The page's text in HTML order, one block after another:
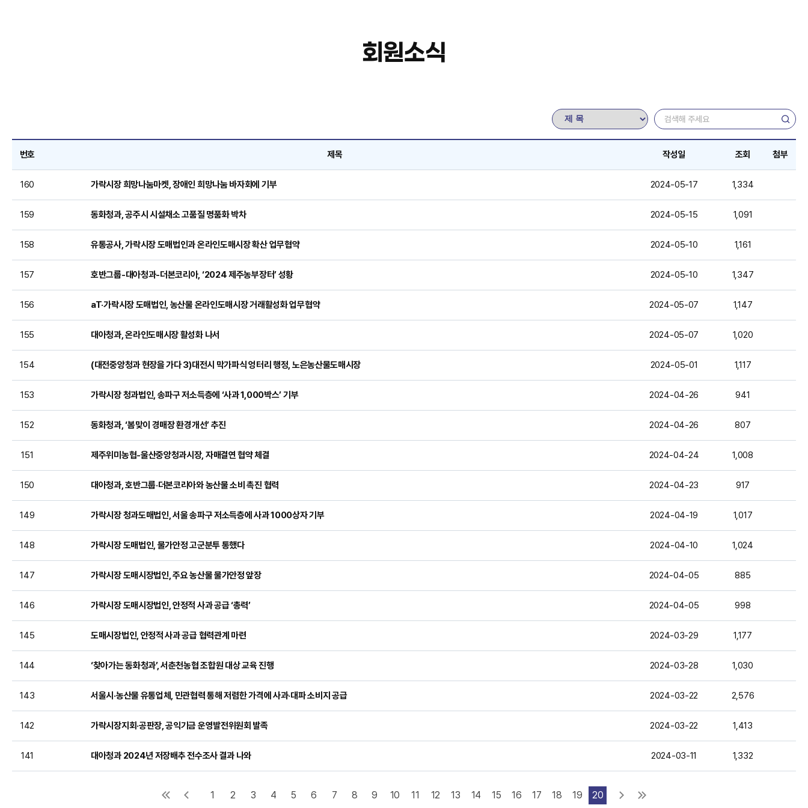
회원소식
번호 제목 작성일 조회 첨부
160 가락시장 희망나눔마켓, 장애인 희망나눔 바자회에 기부 2024-05-17 1,334
159 동화청과, 공주시 시설채소 고품질 명품화 박차 2024-05-15 1,091
158 유통공사, 가락시장 도매법인과 온라인도매시장 확산 업무협약 2024-05-10 1,161
157 호반그룹-대아청과-더본코리아, ‘2024 제주농부장터’ 성황 2024-05-10 1,347
156 aT·가락시장 도매법인, 농산물 온라인도매시장 거래활성화 업무협약 2024-05-07 1,147
155 대아청과, 온라인도매시장 활성화 나서 2024-05-07 1,020
154 (대전중앙청과 현장을 가다 3)대전시 막가파식 엉터리 행정, 노은농산물도매시장 2024-05-01 1,117
153 가락시장 청과법인, 송파구 저소득층에 ‘사과 1,000박스’ 기부 2024-04-26 941
152 동화청과, ‘봄맞이 경매장 환경개선’ 추진 2024-04-26 807
151 제주위미농협-울산중앙청과시장, 자매결연 협약 체결 2024-04-24 1,008
150 대아청과, 호반그룹·더본코리아와 농산물 소비 촉진 협력 2024-04-23 917
149 가락시장 청과도매법인, 서울 송파구 저소득층에 사과 1000상자 기부 2024-04-19 1,017
148 가락시장 도매법인, 물가안정 고군분투 통했다 2024-04-10 1,024
147 가락시장 도매시장법인, 주요 농산물 물가안정 앞장 2024-04-05 885
146 가락시장 도매시장법인, 안정적 사과 공급 ‘총력’ 2024-04-05 998
145 도매시장법인, 안정적 사과 공급 협력관계 마련 2024-03-29 1,177
144 ‘찾아가는 동화청과’, 서춘천농협 조합원 대상 교육 진행 2024-03-28 1,030
143 서울시·농산물 유통업체, 민관협력 통해 저렴한 가격에 사과·대파 소비지 공급 2024-03-22 2,576
142 가락시장지회·공판장, 공익기금 운영발전위원회 발족 2024-03-22 1,413
141 대아청과 2024년 저장배추 전수조사 결과 나와 2024-03-11 1,332
1 2 3 4 5 6 7 8 9 10 11 12 13 14 15 16 17 18 19 20